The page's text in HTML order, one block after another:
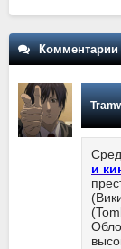
Комментарии
и